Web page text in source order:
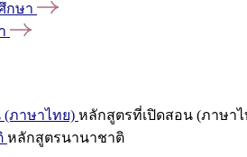
กษา
ภาษาไทย) หลักสูตรที่เปิดสอน (ภาษาไ
หลักสูตรนานาชาติ